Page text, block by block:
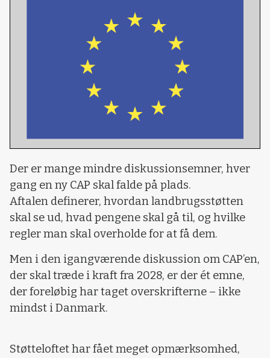
Der er mange mindre diskussionsemner, hver
gang en ny CAP skal falde på plads.
Aftalen definerer, hvordan landbrugsstøtten
skal se ud, hvad pengene skal gå til, og hvilke
regler man skal overholde for at få dem.
Men i den igangværende diskussion om CAP’en,
der skal træde i kraft fra 2028, er der ét emne,
der foreløbig har taget overskrifterne – ikke
mindst i Danmark.
Støtteloftet har fået meget opmærksomhed,